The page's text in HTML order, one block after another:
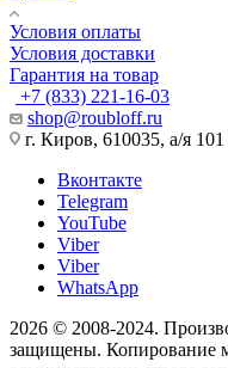
Условия оплаты
Условия доставки
Гарантия на товар
+7 (833) 221-16-03
shop@roubloff.ru
г. Киров, 610035, а/я 101
Вконтакте
Telegram
YouTube
Viber
Viber
WhatsApp
2026 © 2008-2024.
защищены. Копирование